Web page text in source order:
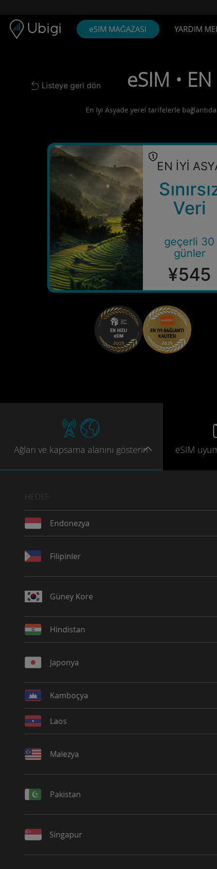
eSIM MAĞAZASI YARDIM
Back to list
Listeye geri dön eSIM •
En Iyi Asyade yerel tarifelerle
EN İYİ
Veri
geçerli 30
günler
¥545
Ağları ve kapsama alanını gösterin eSIM
HEDEF
Endonezya
Filipinler
Güney Kore
Hindistan
Japonya
Kamboçya
Laos
Malezya
Pakistan
Singapur